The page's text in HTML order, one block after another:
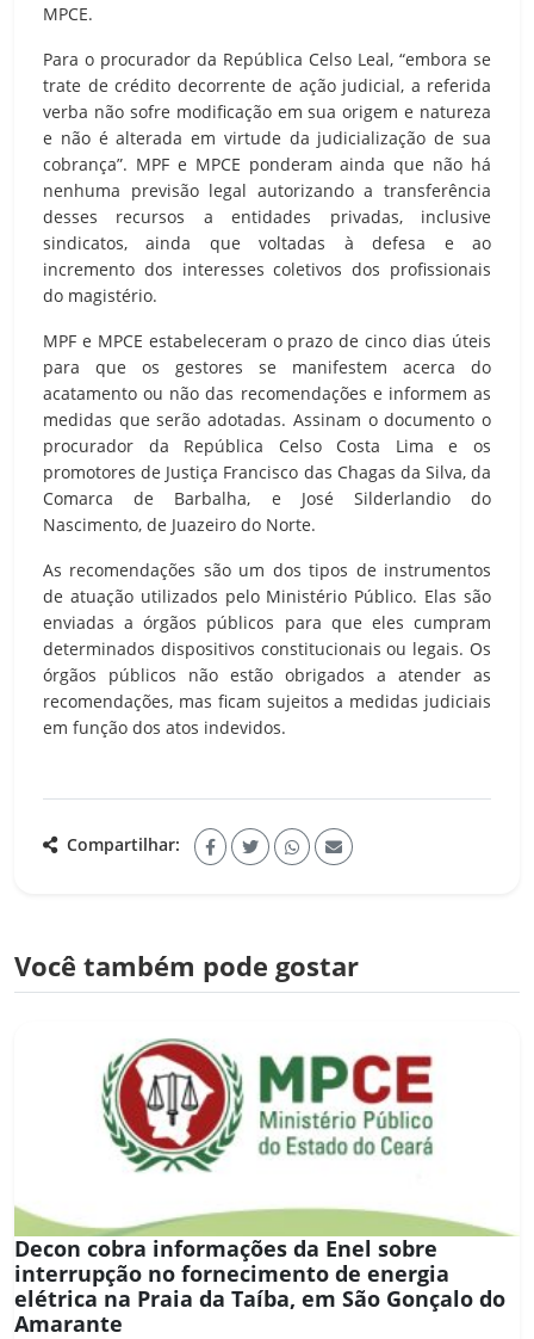
MPCE.
Para o procurador da República Celso Leal, “embora se
trate de crédito decorrente de ação judicial, a referida
verba não sofre modificação em sua origem e natureza
e não é alterada em virtude da judicialização de sua
cobrança”. MPF e MPCE ponderam ainda que não há
nenhuma previsão legal autorizando a transferência
desses recursos a entidades privadas, inclusive
sindicatos, ainda que voltadas à defesa e ao
incremento dos interesses coletivos dos profissionais
do magistério.
MPF e MPCE estabeleceram o prazo de cinco dias úteis
para que os gestores se manifestem acerca do
acatamento ou não das recomendações e informem as
medidas que serão adotadas. Assinam o documento o
procurador da República Celso Costa Lima e os
promotores de Justiça Francisco das Chagas da Silva, da
Comarca de Barbalha, e José Silderlandio do
Nascimento, de Juazeiro do Norte.
As recomendações são um dos tipos de instrumentos
de atuação utilizados pelo Ministério Público. Elas são
enviadas a órgãos públicos para que eles cumpram
determinados dispositivos constitucionais ou legais. Os
órgãos públicos não estão obrigados a atender as
recomendações, mas ficam sujeitos a medidas judiciais
em função dos atos indevidos.
Compartilhar:
Você também pode gostar
Decon cobra informações da Enel sobre
interrupção no fornecimento de energia
elétrica na Praia da Taíba, em São Gonçalo do
Amarante